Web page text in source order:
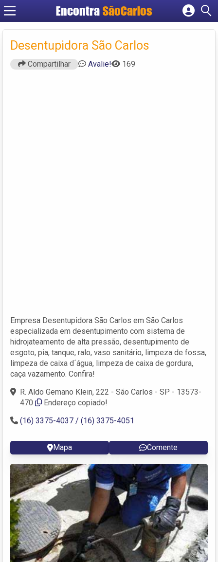
EncontraSãoCarlos
Cadastrar empresa
Fazer login
Criar conta
Desentupidora São Carlos
Compartilhar Avalie! 169
Empresa Desentupidora São Carlos em São Carlos
especializada em desentupimento com sistema de
hidrojateamento de alta pressão, desentupimento de
esgoto, pia, tanque, ralo, vaso sanitário, limpeza de fossa,
limpeza de caixa d´água, limpeza de caixa de gordura,
caça vazamento. Confira!
R. Aldo Gemano Klein, 222 - São Carlos - SP - 13573-
470
Endereço copiado!
(16) 3375-4037 / (16) 3375-4051
Mapa Comente